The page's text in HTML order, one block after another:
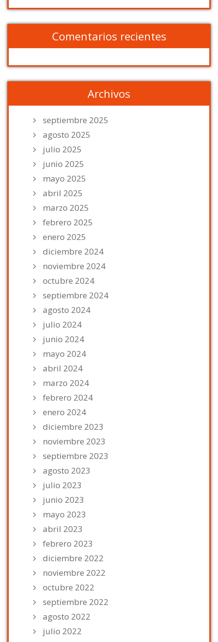
Comentarios recientes
Archivos
septiembre 2025
agosto 2025
julio 2025
junio 2025
mayo 2025
abril 2025
marzo 2025
febrero 2025
enero 2025
diciembre 2024
noviembre 2024
octubre 2024
septiembre 2024
agosto 2024
julio 2024
junio 2024
mayo 2024
abril 2024
marzo 2024
febrero 2024
enero 2024
diciembre 2023
noviembre 2023
septiembre 2023
agosto 2023
julio 2023
junio 2023
mayo 2023
abril 2023
febrero 2023
diciembre 2022
noviembre 2022
octubre 2022
septiembre 2022
agosto 2022
julio 2022